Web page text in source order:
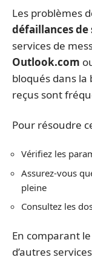
Les problèmes
défaillances
services de
Outlook.com
bloqués dans la
reçus sont
Pour résoudre
Vérifiez les
Assurez-vous
pleine
Consultez les
En comparant
d’autres